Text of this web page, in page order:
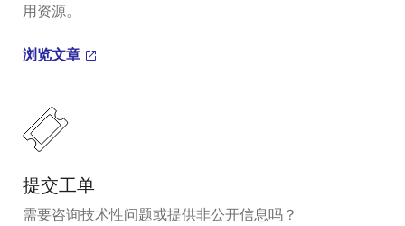
用资源。
浏览文章
提交工单
需要咨询技术性问题或提供非公开信息吗？